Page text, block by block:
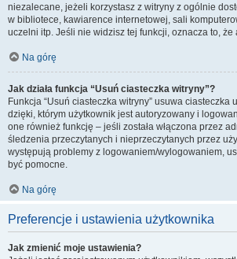
niezalecane, jeżeli korzystasz z witryny z ogólnie
w bibliotece, kawiarence internetowej, sali
uczelni itp. Jeśli nie widzisz tej funkcji, oznacza to, że
Na górę
Jak działa funkcja “Usuń ciasteczka witryny”?
Funkcja “Usuń ciasteczka witryny” usuwa ciasteczka
dzięki, którym użytkownik jest autoryzowany i
one również funkcję – jeśli została włączona przez
śledzenia przeczytanych i nieprzeczytanych przez
występują problemy z logowaniem/wylogowaniem,
być pomocne.
Na górę
Preferencje i ustawienia użytkownika
Jak zmienić moje ustawienia?